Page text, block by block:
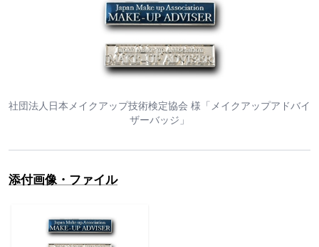
社団法人日本メイクアップ技術検定協会 様「メイクアップアドバイ
ザーバッジ」
添付画像・ファイル